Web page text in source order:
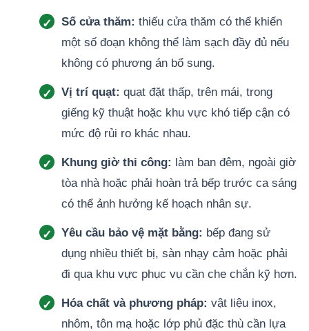
Số cửa thăm: thiếu cửa thăm có thể khiến
một số đoạn không thể làm sạch đầy đủ nếu
không có phương án bổ sung.
Vị trí quạt: quạt đặt thấp, trên mái, trong
giếng kỹ thuật hoặc khu vực khó tiếp cận có
mức độ rủi ro khác nhau.
Khung giờ thi công: làm ban đêm, ngoài giờ
tòa nhà hoặc phải hoàn trả bếp trước ca sáng
có thể ảnh hưởng kế hoạch nhân sự.
Yêu cầu bảo vệ mặt bằng: bếp đang sử
dụng nhiều thiết bị, sàn nhạy cảm hoặc phải
đi qua khu vực phục vụ cần che chắn kỹ hơn.
Hóa chất và phương pháp: vật liệu inox,
nhôm, tôn mạ hoặc lớp phủ đặc thù cần lựa